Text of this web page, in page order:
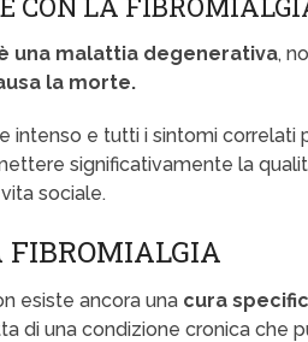
una malattia degenerativa,
la morte.
intenso e tutti i sintomi correlati
significativamente la
sociale.
FIBROMIALGIA
esiste ancora una cura
di una condizione cronica che